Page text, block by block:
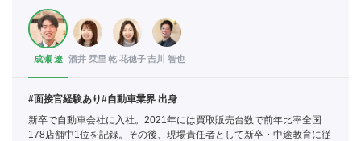
成瀬 遼 酒井 栞里 乾 花穂子吉川 智也
#面接官経験あり#自動車業界 出身
新卒で自動車会社に入社。2021年には買取販売台数で前年比率全国
178店舗中1位を記録。その後、現場責任者として新卒・中途教育に従